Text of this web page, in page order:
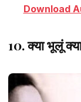
Download
10. क्या भूलूं